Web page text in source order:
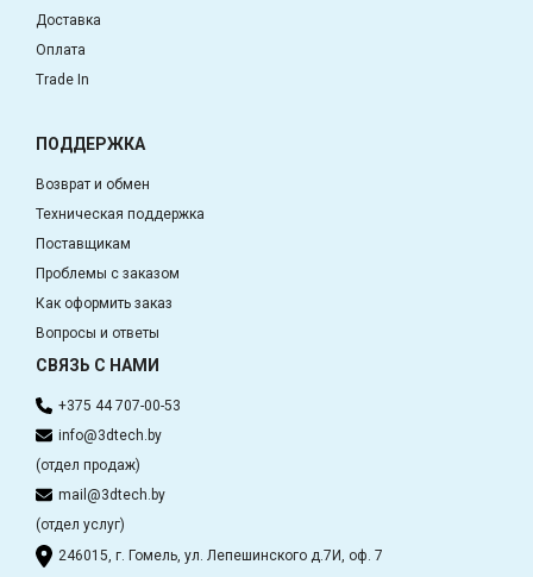
Доставка
Оплата
Trade In
ПОДДЕРЖКА
Возврат и обмен
Техническая поддержка
Поставщикам
Проблемы с заказом
Как оформить заказ
Вопросы и ответы
СВЯЗЬ С НАМИ
+375 44 707-00-53
info@3dtech.by
(отдел продаж)
mail@3dtech.by
(отдел услуг)
246015, г. Гомель, ул. Лепешинского д.7И, оф. 7